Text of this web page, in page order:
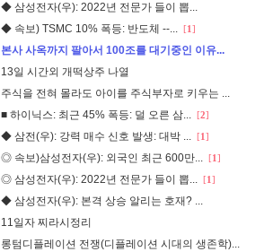
◆ 삼성전자(우): 2022년 전문가 들이 뽑...
◆ 속보) TSMC 10% 폭등: 반도체 --... [1]
본사 사옥까지 팔아서 100조를 대기중인 이유...
13일 시간외 개떡상주 나열
주식을 전혀 몰라도 아이를 주식부자로 키우는 ...
■ 하이닉스: 최근 45% 폭등: 덜 오른 삼... [2]
◆ 삼전(우): 강력 매수 신호 발생: 대박 ... [1]
◎ 속보)삼성전자(우): 외국인 최근 600만... [1]
◎ 삼성전자(우): 2022년 전문가 들이 뽑... [1]
◆ 삼성전자(우): 본격 상승 알리는 호재? ...
11일자 찌라시정리
롱텀디플레이션 전쟁(디플레이션 시대의 생존학)...